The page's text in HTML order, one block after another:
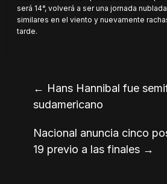
será 14°, volverá a ser una jornada
similares en el viento y nuevamente
tarde.
← Hans Hannibal fue
sudamericano
Nacional anuncia cinco
19 previo a las finales →